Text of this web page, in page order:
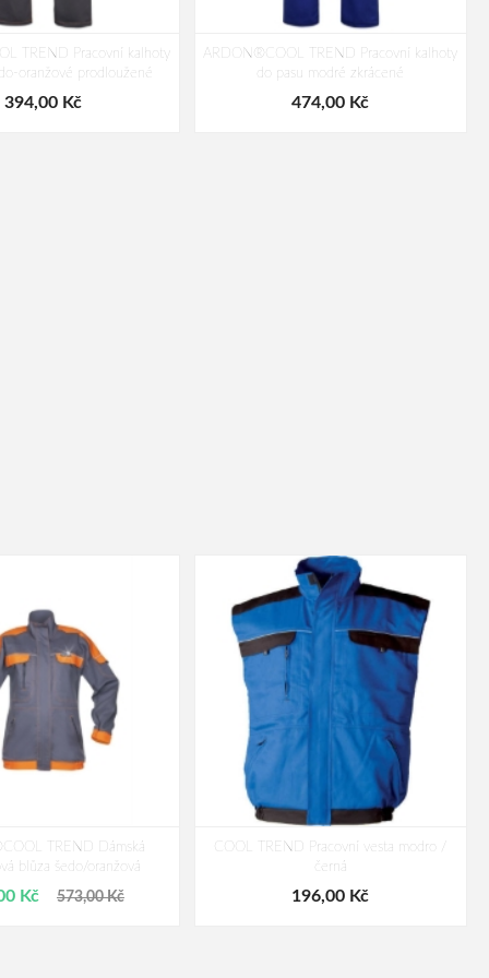
TREND Pracovní kalhoty
oranžové prodloužené
394,00 Kč
ARDON®COOL TREND Pracovní kalhoty
do pasu modré zkrácené
474,00 Kč
TREND Dámská
blůza šedo/oranžová
Kč 573,00 Kč
COOL TREND Pracovní vesta modro /
černá
196,00 Kč